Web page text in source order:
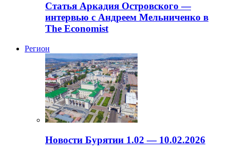
Статья Аркадия Островского —
интервью с Андреем Мельниченко в
The Economist
Регион
Новости Бурятии 1.02 — 10.02.2026